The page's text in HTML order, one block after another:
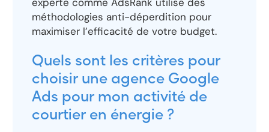
méthodologies anti-déperdition pour
maximiser l’efficacité de votre budget.
Quels sont les critères pour
choisir une agence Google
Ads pour mon activité de
courtier en énergie ?